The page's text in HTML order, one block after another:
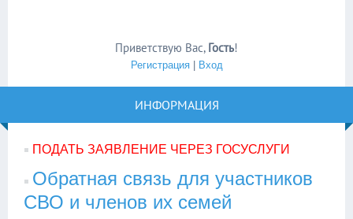
Приветствую Вас, Гость!
Регистрация| Вход
ИНФОРМАЦИЯ
ПОДАТЬ ЗАЯВЛЕНИЕ ЧЕРЕЗ ГОСУСЛУГИ
Обратная связь для участников
СВО и членов их семей